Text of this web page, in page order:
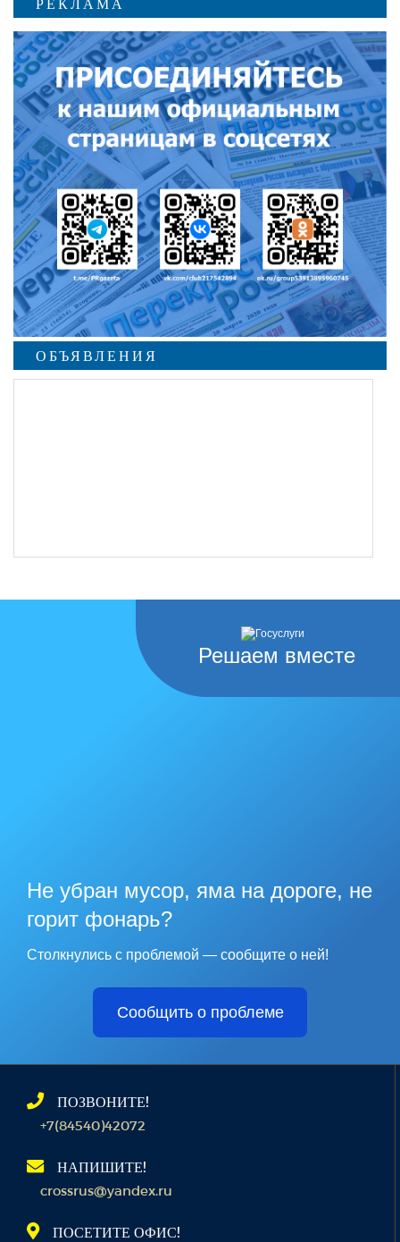
РЕКЛАМА
ОБЪЯВЛЕНИЯ
Решаем вместе
Не убран мусор, яма на дороге, не
горит фонарь?
Столкнулись с проблемой — сообщите о ней!
Сообщить о проблеме
ПОЗВОНИТЕ!
+7(84540)42072
НАПИШИТЕ!
crossrus@yandex.ru
ПОСЕТИТЕ ОФИС!